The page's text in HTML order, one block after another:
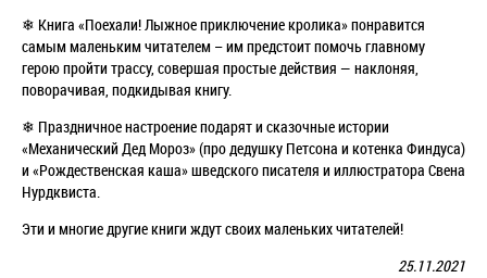
❄ Книга «Поехали! Лыжное приключение кролика» понравится
самым маленьким читателем – им предстоит помочь главному
герою пройти трассу, совершая простые действия — наклоняя,
поворачивая, подкидывая книгу.
❄ Праздничное настроение подарят и сказочные истории
«Механический Дед Мороз» (про дедушку Петсона и котенка Финдуса)
и «Рождественская каша» шведского писателя и иллюстратора Свена
Нурдквиста.
Эти и многие другие книги ждут своих маленьких читателей!
25.11.2021